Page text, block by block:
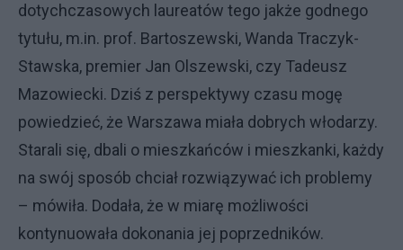
dotychczasowych laureatów tego jakże godnego
tytułu, m.in. prof. Bartoszewski, Wanda Traczyk-
Stawska, premier Jan Olszewski, czy Tadeusz
Mazowiecki. Dziś z perspektywy czasu mogę
powiedzieć, że Warszawa miała dobrych włodarzy.
Starali się, dbali o mieszkańców i mieszkanki, każdy
na swój sposób chciał rozwiązywać ich problemy
– mówiła. Dodała, że w miarę możliwości
kontynuowała dokonania jej poprzedników.